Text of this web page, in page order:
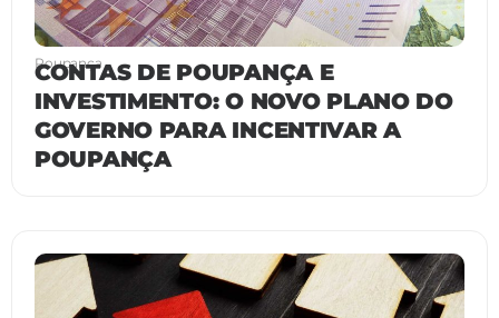
Poupança
CONTAS DE POUPANÇA E
INVESTIMENTO: O NOVO PLANO DO
GOVERNO PARA INCENTIVAR A
POUPANÇA